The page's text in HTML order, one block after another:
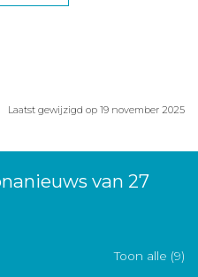
Laatst gewijzigd op 19 november 2025
van 27
Toon alle (9)